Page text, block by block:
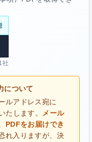
社
について
ルアドレス宛に
たします。
メール
PDFをお届けでき
れ入りますが、決